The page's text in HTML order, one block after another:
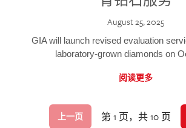
August 25, 2025
GIA will launch revised evaluation
laboratory-grown diamonds on
阅读更多
上一页 第 1 页，共 10 页